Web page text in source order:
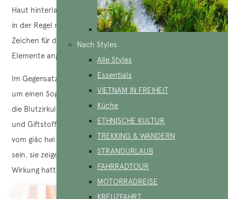
Nach Styles
Alle Styles
Essentials
VIETNAM IN FREIHEIT
Küche
ETHNISCHE KULTUR
TREKKING & WANDERN
STRANDURLAUB
FAHRRADTOUR
MOTORRADREISE
KREUZFAHRT
Haut hinterlassen kann, verschwinden diese Markierungen
in der Regel nach einigen Tagen und werden als positives
Zeichen für den Prozess der Beseitigung pathogener
Elemente angesehen.
Im Gegensatz dazu verwendet giác hơi Glasschröpfköpfe,
um einen Sog auf der Haut zu erzeugen. Diese Technik soll
die Blutzirkulation anregen, Muskelverspannungen lösen
und Giftstoffe ausscheiden. Wie beim cạo gió können die
vom giác hơi hinterlassenen Spuren ebenfalls rot oder blau
sein, sie zeigen jedoch an, dass die Methode eine positive
Wirkung hatte.